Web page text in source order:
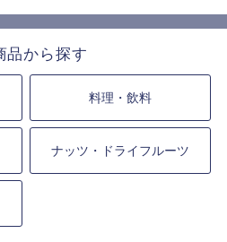
料理・飲料
ナッツ・ドライフルーツ